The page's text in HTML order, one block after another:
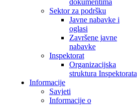
dokumentima
Sektor za podršku
Javne nabavke i
oglasi
Završene javne
nabavke
Inspektorat
Organizacijska
struktura Inspektorata
Informacije
Savjeti
Informacije o